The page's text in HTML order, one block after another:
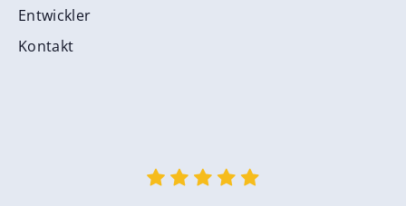
Entwickler
Kontakt